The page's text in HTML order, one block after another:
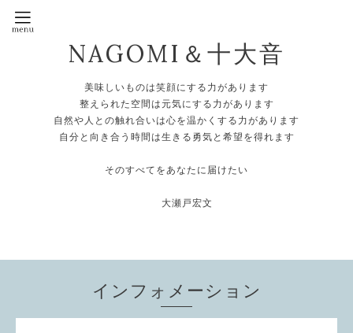
NAGOMI＆十大音
美味しいものは笑顔にする力があります
整えられた空間は元気にする力があります
自然や人との触れ合いは心を温かくする力があります
自分と向き合う時間は生きる勇気と希望を得れます
そのすべてをあなたに届けたい
大瀬戸宏文
インフォメーション